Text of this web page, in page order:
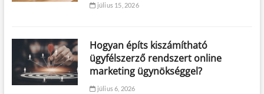
július 15, 2026
Hogyan építs kiszámítható
ügyfélszerző rendszert online
marketing ügynökséggel?
július 6, 2026